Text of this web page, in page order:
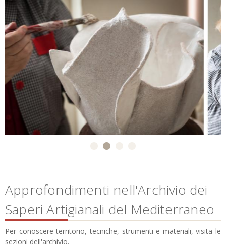
Approfondimenti nell'Archivio dei
Saperi Artigianali del Mediterraneo
Per conoscere territorio, tecniche, strumenti e materiali, visita le
sezioni dell'archivio.